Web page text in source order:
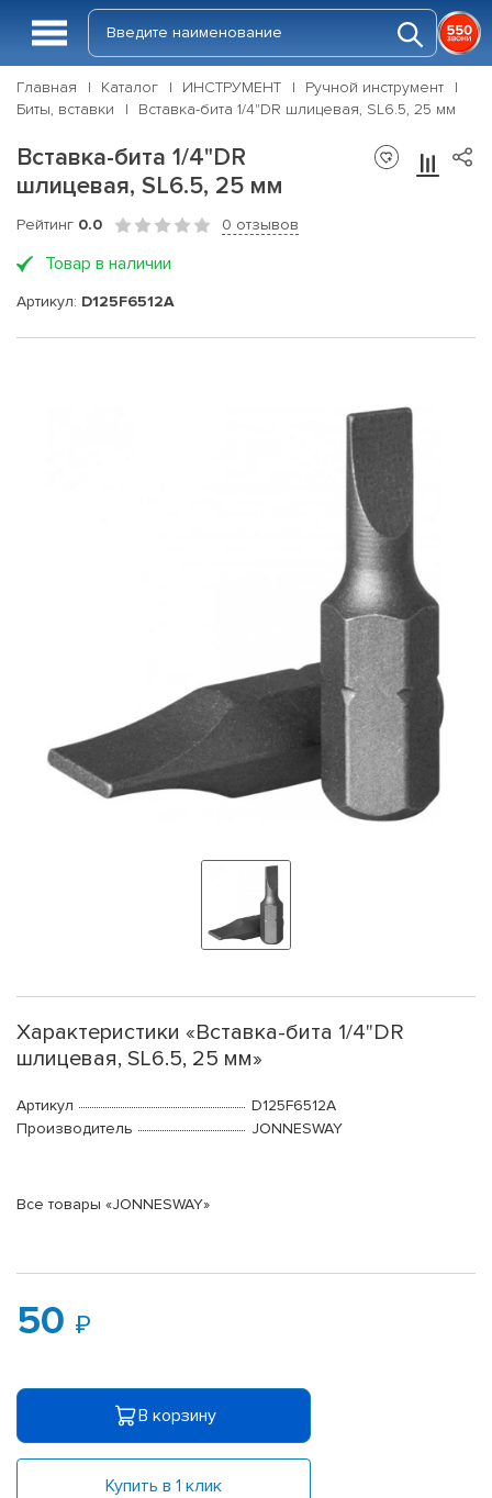
Главная Каталог ИНСТРУМЕНТ
Ручной инструмент
Биты, вставки
Вставка-бита 1/4"DR шлицевая, SL6.5, 25 мм
Вставка-бита 1/4"DR
шлицевая, SL6.5, 25 мм
Рейтинг 0.0 0 отзывов
Товар в наличии
Артикул: D125F6512A
Характеристики «Вставка-бита 1/4"DR
шлицевая, SL6.5, 25 мм»
Артикул
D125F6512A
Производитель
JONNESWAY
Все товары «JONNESWAY»
50
В корзину
Купить в 1 клик